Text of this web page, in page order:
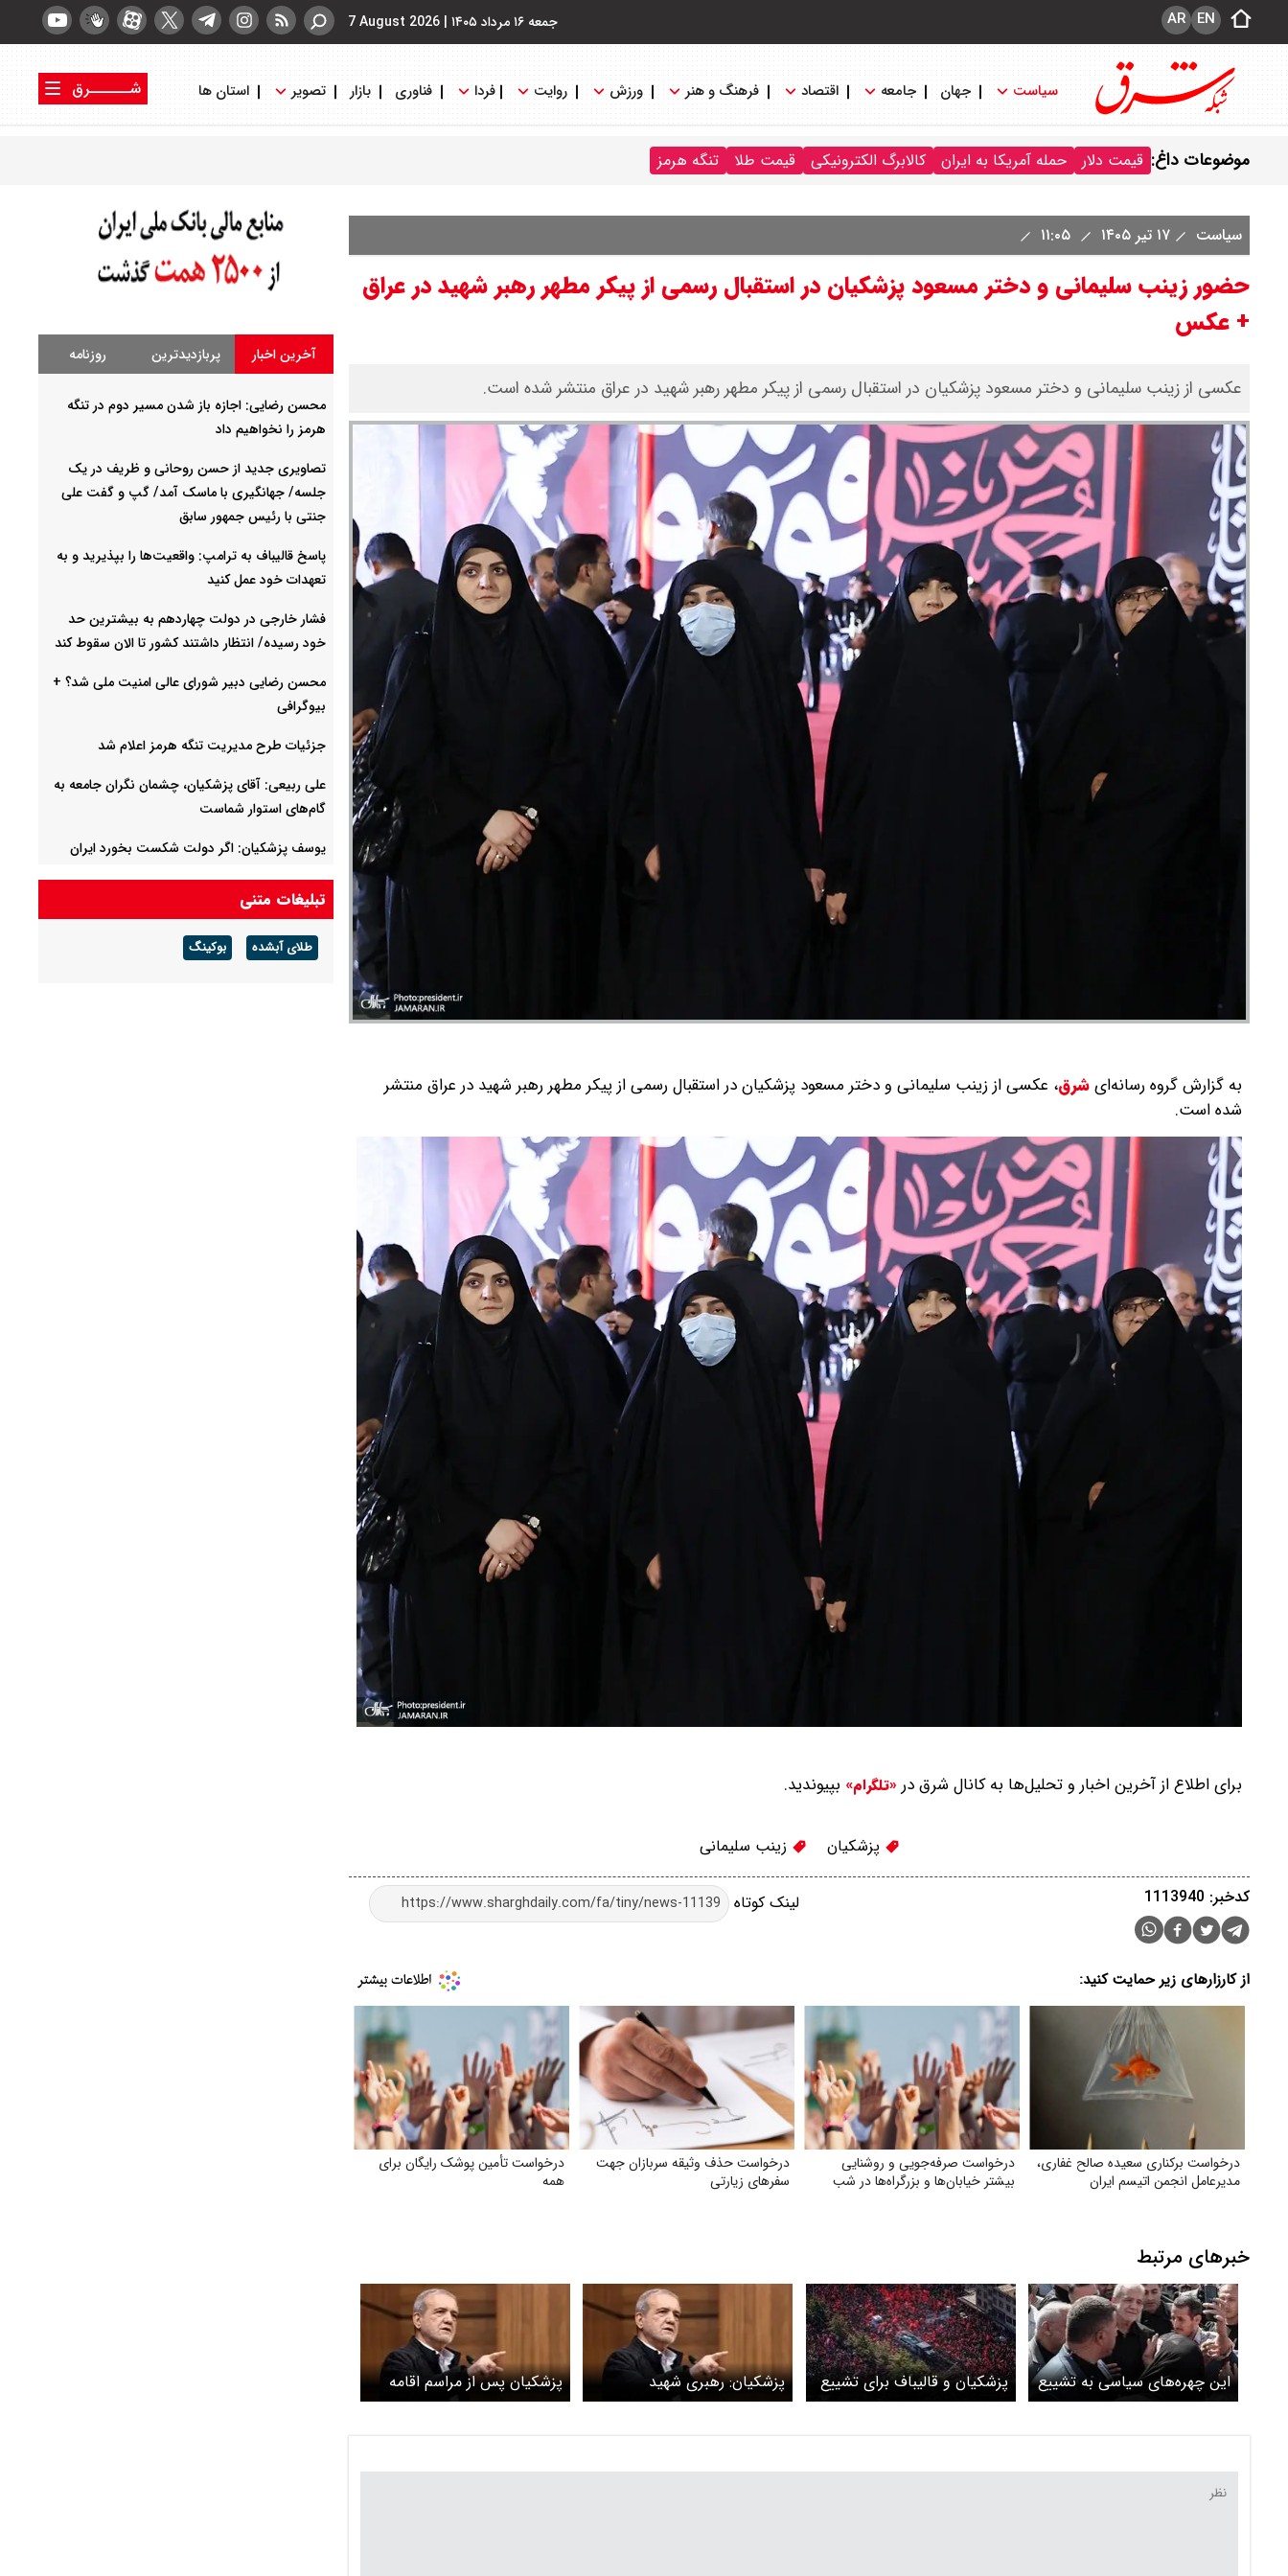
جمعه ۱۶ مرداد ۱۴۰۵ |
7 August 2026 EN
AR
سیاست جهان جامعه اقتصاد فرهنگ و هنر ورزش روایت فردا فناوری بازار تصویر استان ها
شــــــرق
موضوعات داغ: قیمت دلار حمله آمریکا به ایران کالابرگ الکترونیکی قیمت طلا تنگه هرمز
سیاست ۱۷ تیر ۱۴۰۵
حضور زینب سلیمانی و دختر مسعود پزشکیان در استقبال رسمی از پیکر مطهر رهبر شهید در عراق
+ عکس
عکسی از زینب سلیمانی و دختر مسعود پزشکیان در استقبال رسمی از پیکر مطهر رهبر شهید در عراق منتشر شده است.
به گزارش گروه رسانه‌ایشرق، عکسی از زینب سلیمانی و دختر مسعود پزشکیان در استقبال رسمی از پیکر مطهر رهبر شهید در عراق منتشر
شده است.
برای اطلاع از آخرین اخبار و تحلیل‌ها به کانال شرق در «تلگرام» بپیوندید.
پزشکیان زینب سلیمانی
لینک کوتاه کدخبر: 1113940
از کارزارهای زیر حمایت کنید:
درخواست برکناری سعیده صالح غفاری،
مدیرعامل انجمن اتیسم ایران
درخواست صرفه‌جویی و روشنایی
بیشتر خیابان‌ها و بزرگراه‌ها در شب
درخواست حذف وثیقه سربازان جهت
سفرهای زیارتی
درخواست تأمین پوشک رایگان برای
همه
خبرهای مرتبط
این چهره‌های سیاسی به تشییع
پیکر رهبر شهید در تهران رفتند؟
پزشکیان و قالیباف برای تشییع
پیکر رهبر شهید به عراق می
پزشکیان: رهبری شهید
بزرگ‌ترین سرمایه ایران را مردم
پزشکیان پس از مراسم اقامه
نماز بر پیکر رهبر شید: راه
آخرین اخبار پربازدیدترین روزنامه
محسن رضایی: اجازه باز شدن مسیر دوم در تنگه
هرمز را نخواهیم داد
تصاویری جدید از حسن روحانی و ظریف در یک
جلسه/ جهانگیری با ماسک آمد/ گپ و گفت علی
جنتی با رئیس جمهور سابق
پاسخ قالیباف به ترامپ: واقعیت‌ها را بپذیرید و به
تعهدات خود عمل کنید
فشار خارجی در دولت چهاردهم به بیشترین حد
خود رسیده/ انتظار داشتند کشور تا الان سقوط کند
محسن رضایی دبیر شورای عالی امنیت ملی شد؟ +
بیوگرافی
جزئیات طرح مدیریت تنگه هرمز اعلام شد
علی ربیعی: آقای پزشکیان، چشمان نگران جامعه به
گام‌های استوار شماست
یوسف پزشکیان: اگر دولت شکست بخورد ایران
از جنگ هم پیچیده بود و جنگ هم آن را مضاعف‌
کرده است
پزشکیان: مشروطه نقطه عطف بیداری و
تبلیغات متنی
طلای آبشده بوکینگ